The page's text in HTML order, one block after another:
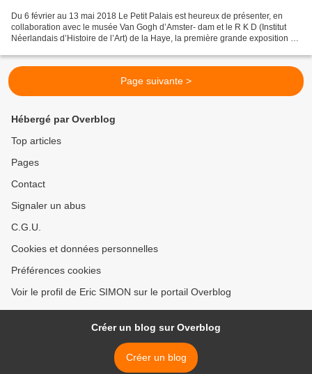
Du 6 février au 13 mai 2018 Le Petit Palais est heureux de présenter, en
collaboration avec le musée Van Gogh d’Amster- dam et le R K D (Institut
Néerlandais d’Histoire de l’Art) de la Haye, la première grande exposition en
Page suivante >
Hébergé par Overblog
Top articles
Pages
Contact
Signaler un abus
C.G.U.
Cookies et données personnelles
Préférences cookies
Voir le profil de Eric SIMON sur le portail Overblog
Créer un blog sur Overblog
Créer un blog